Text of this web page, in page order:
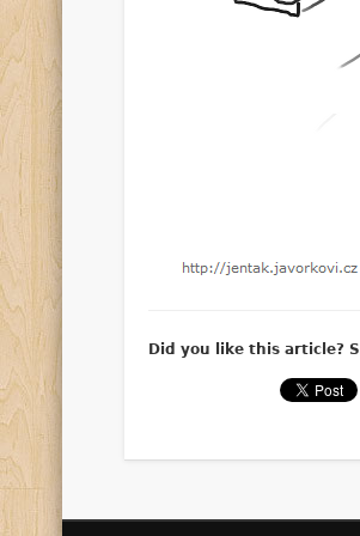
Did you like this article?